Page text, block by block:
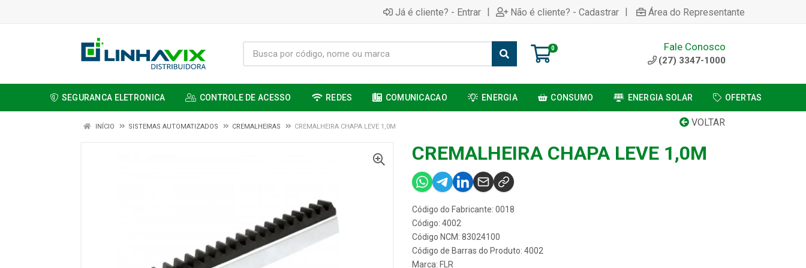
Já é cliente? - Entrar | Não é cliente? - Cadastrar | Área do Representante
0 Fale Conosco
(27) 3347-1000
SEGURANCA ELETRONICA CONTROLE DE ACESSO REDES COMUNICACAO ENERGIA CONSUMO ENERGIA SOLAR OFERTAS
VOLTAR
INÍCIO SISTEMAS AUTOMATIZADOS CREMALHEIRAS CREMALHEIRA CHAPA LEVE 1,0M
CREMALHEIRA CHAPA LEVE 1,0M
Código do Fabricante: 0018
Código: 4002
Código NCM: 83024100
Código de Barras do Produto: 4002
Marca: FLR